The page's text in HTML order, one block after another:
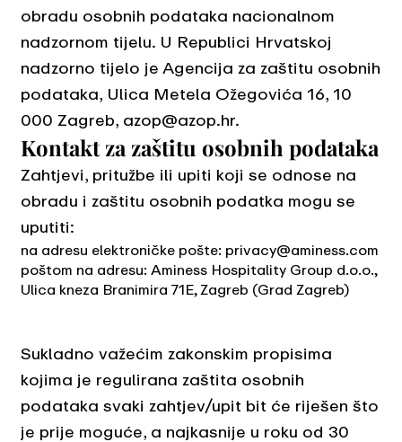
obradu osobnih podataka nacionalnom
nadzornom tijelu. U Republici Hrvatskoj
nadzorno tijelo je Agencija za zaštitu osobnih
podataka, Ulica Metela Ožegovića 16, 10
000 Zagreb, azop@azop.hr.
Kontakt za zaštitu osobnih podataka
Zahtjevi, pritužbe ili upiti koji se odnose na
obradu i zaštitu osobnih podatka mogu se
uputiti:
na adresu elektroničke pošte: privacy@aminess.com
poštom na adresu: Aminess Hospitality Group d.o.o.,
Ulica kneza Branimira 71E, Zagreb (Grad Zagreb)
Sukladno važećim zakonskim propisima
kojima je regulirana zaštita osobnih
podataka svaki zahtjev/upit bit će riješen što
je prije moguće, a najkasnije u roku od 30